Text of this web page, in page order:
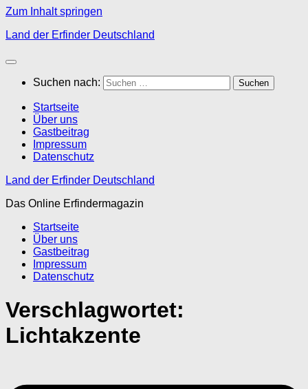
Zum Inhalt springen
Land der Erfinder Deutschland
Suchen nach:
Startseite
Über uns
Gastbeitrag
Impressum
Datenschutz
Land der Erfinder Deutschland
Das Online Erfindermagazin
Startseite
Über uns
Gastbeitrag
Impressum
Datenschutz
Verschlagwortet:
Lichtakzente